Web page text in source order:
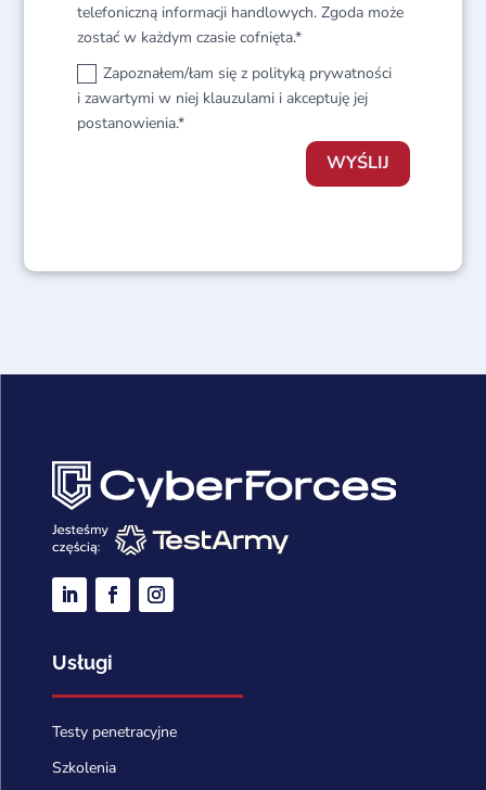
telefoniczną informacji handlowych. Zgoda może
zostać w każdym czasie cofnięta.*
Zapoznałem/łam się z polityką prywatności
i zawartymi w niej klauzulami i akceptuję jej
postanowienia.*
WYŚLIJ
Usługi
Testy penetracyjne
Szkolenia